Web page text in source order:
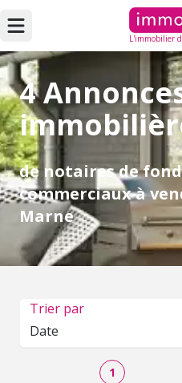
L'immobilier
4
de notaires de
commerciaux à
Marne
Trier par
Date
1